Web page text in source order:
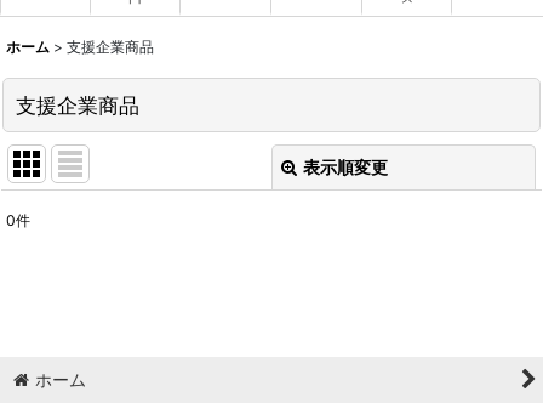
ホーム > 支援企業商品
支援企業商品
表示順変更
0件
ホーム